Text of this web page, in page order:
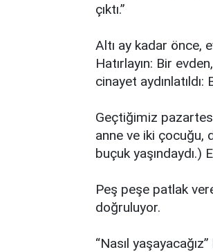
çıktı.”
Altı ay kadar önce,
Hatırlayın: Bir
cinayet aydınlatıldı:
Geçtiğimiz
anne ve iki çocuğu,
buçuk
Peş peşe patlak
doğruluyor.
“Nasıl